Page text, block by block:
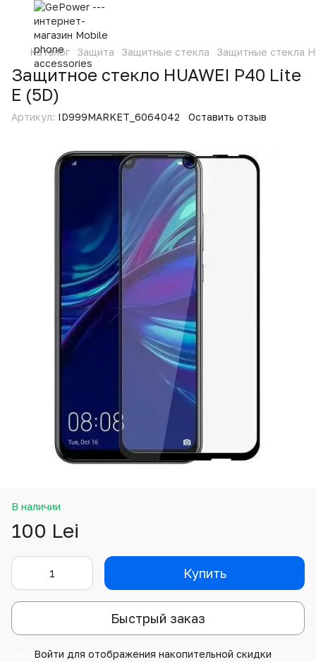
Каталог Защита Защитные стекла Защитные стекла
Защитное стекло HUAWEI P40 Lite
E (5D)
Артикул: ID999MARKET_6064042 Оставить отзыв
В наличии
100 Lei
Купить
Быстрый заказ
Войти для отображения накопительной скидки